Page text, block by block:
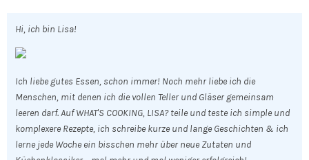
Hi, ich bin Lisa!
Ich liebe gutes Essen, schon immer! Noch mehr liebe ich die
Menschen, mit denen ich die vollen Teller und Gläser gemeinsam
leeren darf. Auf WHAT'S COOKING, LISA? teile und teste ich simple und
komplexere Rezepte, ich schreibe kurze und lange Geschichten & ich
lerne jede Woche ein bisschen mehr über neue Zutaten und